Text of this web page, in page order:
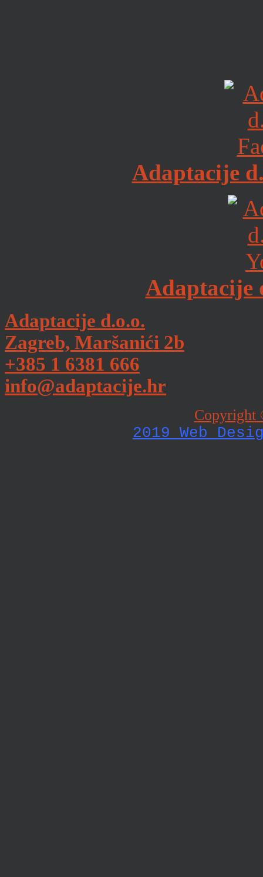
Adaptacije
Adaptacije
Adaptacije d.o.o.
Zagreb, Maršanići 2b
+385 1 6381 666
info@adaptacije.hr
Copyright
2019 Web